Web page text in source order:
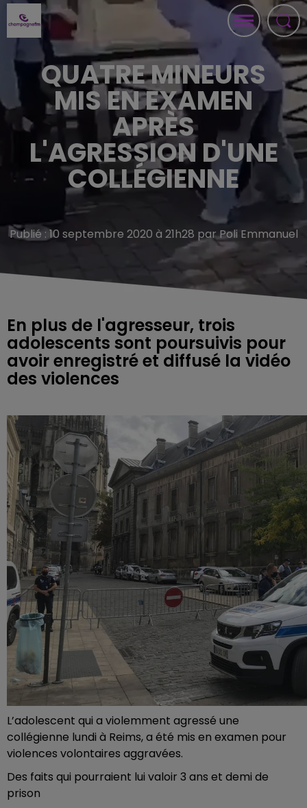
QUATRE MINEURS
MIS EN EXAMEN
APRÈS
L'AGRESSION D'UNE
COLLÉGIENNE
Publié : 10 septembre 2020 à 21h28 par Poli Emmanuel
En plus de l'agresseur, trois
adolescents sont poursuivis pour
avoir enregistré et diffusé la vidéo
des violences
L’adolescent qui a violemment agressé une
collégienne lundi à Reims, a été mis en examen pour
violences volontaires aggravées.
Des faits qui pourraient lui valoir 3 ans et demi de
prison